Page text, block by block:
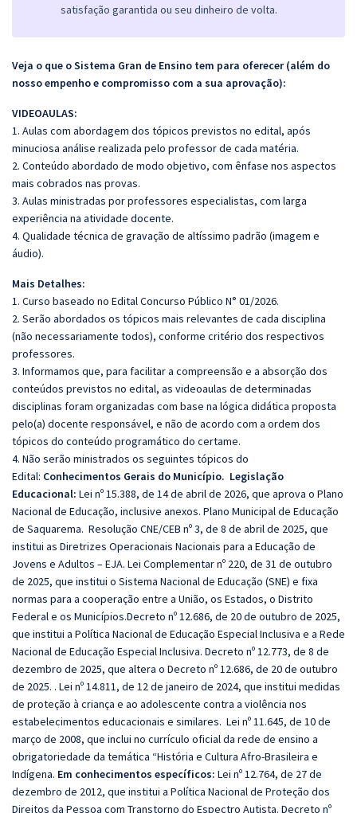
satisfação garantida ou seu dinheiro de volta.
Veja o que o Sistema Gran de Ensino tem para oferecer (além do
nosso empenho e compromisso com a sua aprovação):
VIDEOAULAS:
1. Aulas com abordagem dos tópicos previstos no edital, após
minuciosa análise realizada pelo professor de cada matéria.
2. Conteúdo abordado de modo objetivo, com ênfase nos aspectos
mais cobrados nas provas.
3. Aulas ministradas por professores especialistas, com larga
experiência na atividade docente.
4. Qualidade técnica de gravação de altíssimo padrão (imagem e
áudio).
Mais Detalhes:
1. Curso baseado no Edital Concurso Público N° 01/2026.
2. Serão abordados os tópicos mais relevantes de cada disciplina
(não necessariamente todos), conforme critério dos respectivos
professores.
3. Informamos que, para facilitar a compreensão e a absorção dos
conteúdos previstos no edital, as videoaulas de determinadas
disciplinas foram organizadas com base na lógica didática proposta
pelo(a) docente responsável, e não de acordo com a ordem dos
tópicos do conteúdo programático do certame.
4. Não serão ministrados os seguintes tópicos do
Edital: Conhecimentos Gerais do Município. Legislação
Educacional: Lei nº 15.388, de 14 de abril de 2026, que aprova o Plano
Nacional de Educação, inclusive anexos. Plano Municipal de Educação
de Saquarema. Resolução CNE/CEB nº 3, de 8 de abril de 2025, que
institui as Diretrizes Operacionais Nacionais para a Educação de
Jovens e Adultos – EJA. Lei Complementar nº 220, de 31 de outubro
de 2025, que institui o Sistema Nacional de Educação (SNE) e fixa
normas para a cooperação entre a União, os Estados, o Distrito
Federal e os Municípios.Decreto nº 12.686, de 20 de outubro de 2025,
que institui a Política Nacional de Educação Especial Inclusiva e a Rede
Nacional de Educação Especial Inclusiva. Decreto nº 12.773, de 8 de
dezembro de 2025, que altera o Decreto nº 12.686, de 20 de outubro
de 2025. . Lei nº 14.811, de 12 de janeiro de 2024, que institui medidas
de proteção à criança e ao adolescente contra a violência nos
estabelecimentos educacionais e similares. Lei nº 11.645, de 10 de
março de 2008, que inclui no currículo oficial da rede de ensino a
obrigatoriedade da temática “História e Cultura Afro-Brasileira e
Indígena. Em conhecimentos específicos: Lei nº 12.764, de 27 de
dezembro de 2012, que institui a Política Nacional de Proteção dos
Direitos da Pessoa com Transtorno do Espectro Autista. Decreto nº